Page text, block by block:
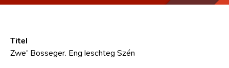
Häufige Fragen und Antworten
CNL
Titel
Zwe' Bosseger. Eng leschteg Szén